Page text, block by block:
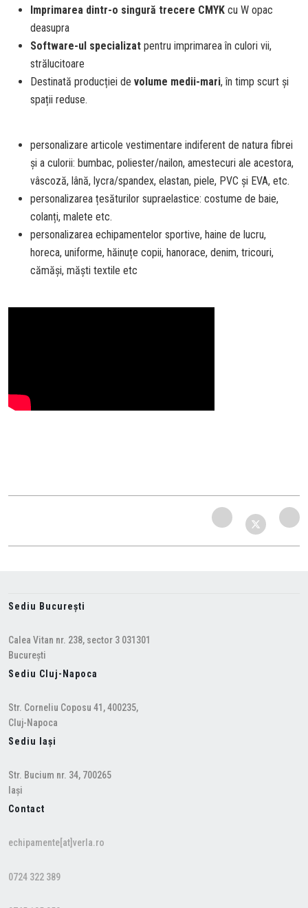
Imprimarea dintr-o singură trecere CMYK cu W opac
deasupra
Software-ul specializat pentru imprimarea în culori vii,
strălucitoare
Destinată producției de volume medii-mari, în timp scurt și
spații reduse.
personalizare articole vestimentare indiferent de natura fibrei
și a culorii: bumbac, poliester/nailon, amestecuri ale acestora,
vâscoză, lână, lycra/spandex, elastan, piele, PVC și EVA, etc.
personalizarea țesăturilor supraelastice: costume de baie,
colanți, malete etc.
personalizarea echipamentelor sportive, haine de lucru,
horeca, uniforme, hăinuțe copii, hanorace, denim, tricouri,
cămăși, măști textile etc
Sediu București
Calea Vitan nr. 238, sector 3 031301
București
Sediu Cluj-Napoca
Str. Corneliu Coposu 41, 400235,
Cluj-Napoca
Sediu Iași
Str. Bucium nr. 34, 700265
Iași
Contact
echipamente[at]verla.ro
0724 322 389